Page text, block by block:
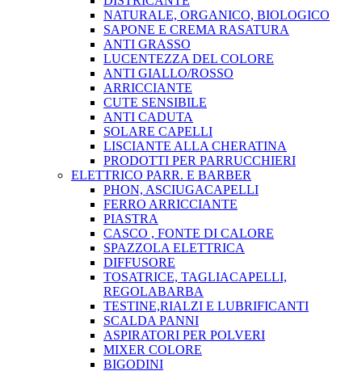
NATURALE, ORGANICO, BIOLOGICO
SAPONE E CREMA RASATURA
ANTI GRASSO
LUCENTEZZA DEL COLORE
ANTI GIALLO/ROSSO
ARRICCIANTE
CUTE SENSIBILE
ANTI CADUTA
SOLARE CAPELLI
LISCIANTE ALLA CHERATINA
PRODOTTI PER PARRUCCHIERI
ELETTRICO PARR. E BARBER
PHON, ASCIUGACAPELLI
FERRO ARRICCIANTE
PIASTRA
CASCO , FONTE DI CALORE
SPAZZOLA ELETTRICA
DIFFUSORE
TOSATRICE, TAGLIACAPELLI,
REGOLABARBA
TESTINE,RIALZI E LUBRIFICANTI
SCALDA PANNI
ASPIRATORI PER POLVERI
MIXER COLORE
BIGODINI